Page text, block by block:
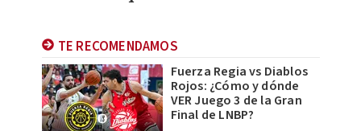
TE RECOMENDAMOS
Fuerza Regia vs Diablos
Rojos: ¿Cómo y dónde
VER Juego 3 de la Gran
Final de LNBP?